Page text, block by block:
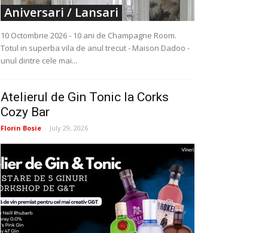
Aniversari / Lansari
10 Octombrie 2026 - 10 ani de Champagne Room.
Totul in superba vila de anul trecut - Maison Dadoo -
unul dintre cele mai...
Atelierul de Gin Tonic la Corks
Cozy Bar
Florin Bosie - July 29, 2026